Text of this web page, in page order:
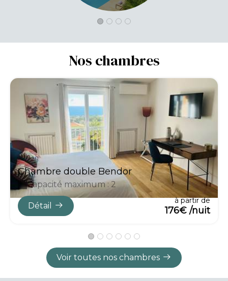
Nos chambres
Chambre double Bendor
Capacité maximum : 2
Détail
à partir de
176€ /nuit
Voir toutes nos chambres